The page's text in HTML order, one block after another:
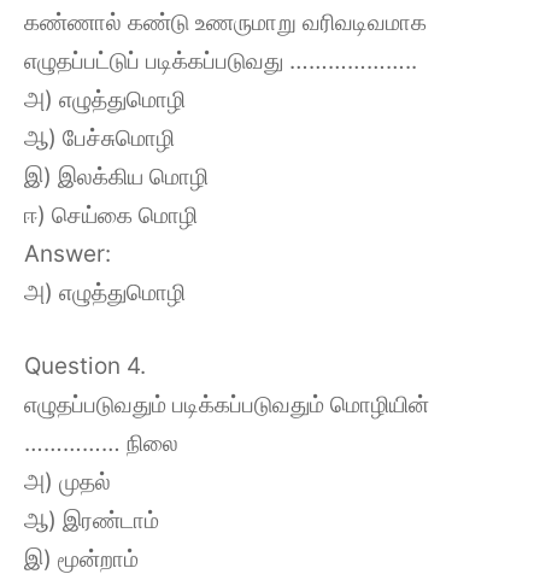
கண்ணால் கண்டு உணருமாறு வரிவடிவமாக
எழுதப்பட்டுப் படிக்கப்படுவது ………………..
அ) எழுத்துமொழி
ஆ) பேச்சுமொழி
இ) இலக்கிய மொழி
ஈ) செய்கை மொழி
Answer:
அ) எழுத்துமொழி
Question 4.
எழுதப்படுவதும் படிக்கப்படுவதும் மொழியின்
…………… நிலை
அ) முதல்
ஆ) இரண்டாம்
இ) மூன்றாம்